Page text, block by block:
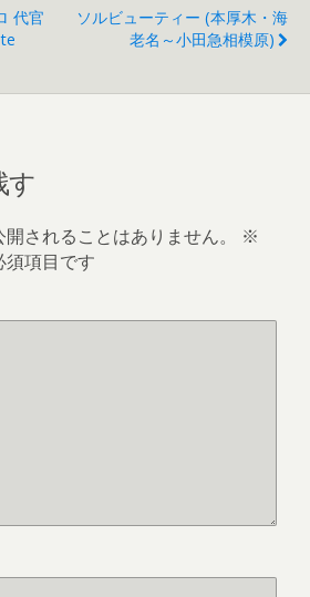
代官
ソルビューティー (本厚木・海
老名～小田急相模原)
す
されることはありません。
※
須項目です